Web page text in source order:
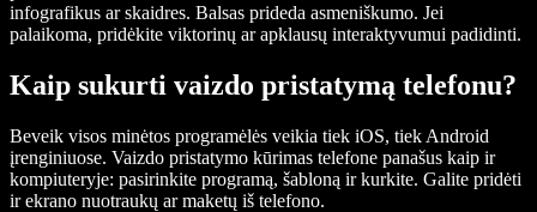
infografikus ar skaidres. Balsas prideda asmeniškumo. Jei
palaikoma, pridėkite viktorinų ar apklausų interaktyvumui padidinti.
Kaip sukurti vaizdo pristatymą telefonu?
Beveik visos minėtos programėlės veikia tiek iOS, tiek Android
įrenginiuose. Vaizdo pristatymo kūrimas telefone panašus kaip ir
kompiuteryje: pasirinkite programą, šabloną ir kurkite. Galite pridėti
ir ekrano nuotraukų ar maketų iš telefono.